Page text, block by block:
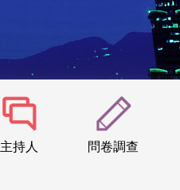
主持人 問卷調查